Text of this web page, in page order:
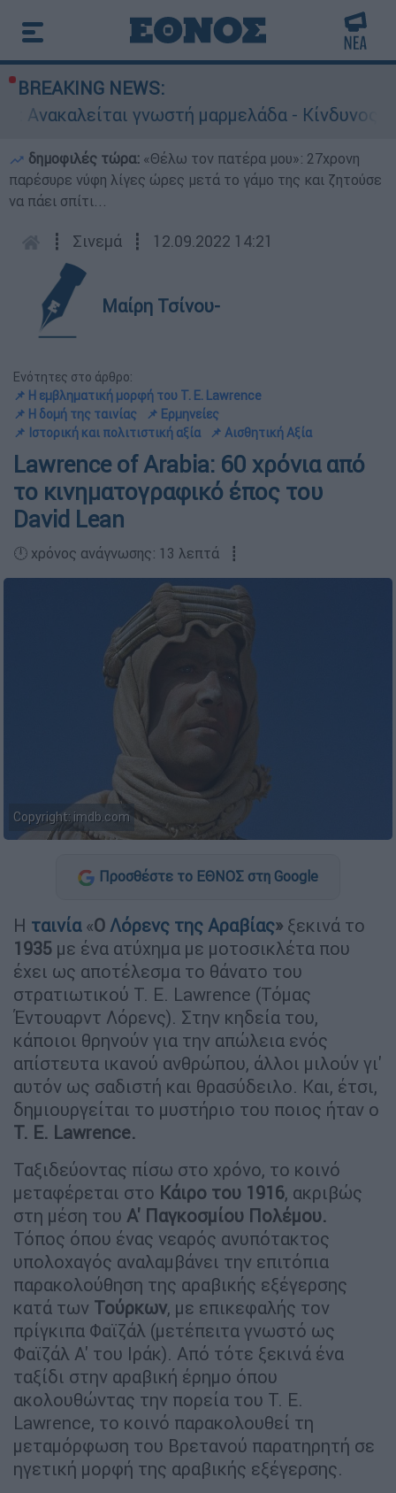
BREAKING NEWS:
μαρμελάδα - Κίνδυνος θραύσης στη
δημοφιλές τώρα: «Θέλω τον πατέρα μου»: 27χρονη
παρέσυρε νύφη λίγες ώρες μετά το γάμο της και ζητούσε
να πάει σπίτι...
┋ Σινεμά ┋ 12.09.2022 14:21
Μαίρη Τσίνου-
Ενότητες στο άρθρο:
📌 Η εμβληματική μορφή του T. E. Lawrence
📌 Η δομή της ταινίας
📌 Ερμηνείες
📌 Ιστορική και πολιτιστική αξία
📌 Αισθητική Αξία
Lawrence of Arabia: 60 χρόνια από
το κινηματογραφικό έπος του
David Lean
🕛 χρόνος ανάγνωσης: 13 λεπτά ┋
Copyright: imdb.com
Προσθέστε το ΕΘΝΟΣ στη Google
Η ταινία «Ο Λόρενς της Αραβίας» ξεκινά το
1935 με ένα ατύχημα με μοτοσικλέτα που
έχει ως αποτέλεσμα το θάνατο του
στρατιωτικού T. E. Lawrence (Τόμας
Έντουαρντ Λόρενς). Στην κηδεία του,
κάποιοι θρηνούν για την απώλεια ενός
απίστευτα ικανού ανθρώπου, άλλοι μιλούν γι'
αυτόν ως σαδιστή και θρασύδειλο. Και, έτσι,
δημιουργείται το μυστήριο του ποιος ήταν ο
Τ. Ε. Lawrence.
Ταξιδεύοντας πίσω στο χρόνο, το κοινό
μεταφέρεται στο Κάιρο του 1916, ακριβώς
στη μέση του Α' Παγκοσμίου Πολέμου.
Τόπος όπου ένας νεαρός ανυπότακτος
υπολοχαγός αναλαμβάνει την επιτόπια
παρακολούθηση της αραβικής εξέγερσης
κατά των Τούρκων, με επικεφαλής τον
πρίγκιπα Φαϊζάλ (μετέπειτα γνωστό ως
Φαϊζάλ Α' του Ιράκ). Από τότε ξεκινά ένα
ταξίδι στην αραβική έρημο όπου
ακολουθώντας την πορεία του T. E.
Lawrence, το κοινό παρακολουθεί τη
μεταμόρφωση του Βρετανού παρατηρητή σε
ηγετική μορφή της αραβικής εξέγερσης.